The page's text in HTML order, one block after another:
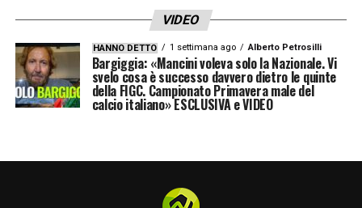
VIDEO
HANNO DETTO 1 settimana ago Alberto Petrosilli
Bargiggia: «Mancini voleva solo la Nazionale. Vi
svelo cosa è successo davvero dietro le quinte
della FIGC. Campionato Primavera male del
calcio italiano» ESCLUSIVA e VIDEO